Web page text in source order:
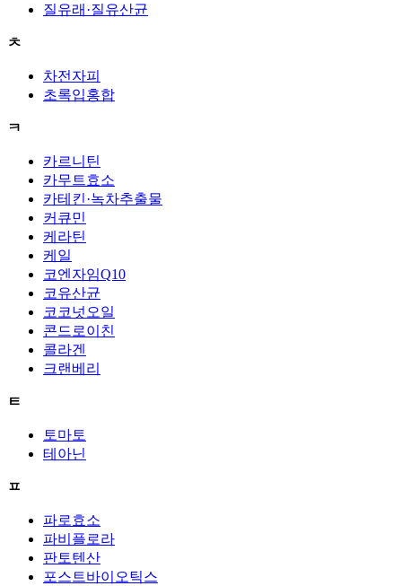
질유래·질유산균
ㅊ
차전자피
초록입홍합
ㅋ
카르니틴
카무트효소
카테킨·녹차추출물
커큐민
케라틴
케일
코엔자임Q10
코유산균
코코넛오일
콘드로이친
콜라겐
크랜베리
ㅌ
토마토
테아닌
ㅍ
파로효소
파비플로라
판토텐산
포스트바이오틱스